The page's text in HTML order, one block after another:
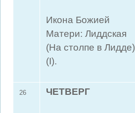
Икона Божией
Матери: Лиддская
(На столпе в Лидде)
(I).
26 ЧЕТВЕРГ